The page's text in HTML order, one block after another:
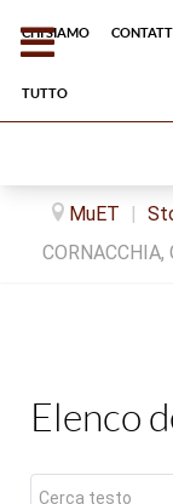
Chi siamo
tutto
MuET |
CORNACCHIA,
Elenco